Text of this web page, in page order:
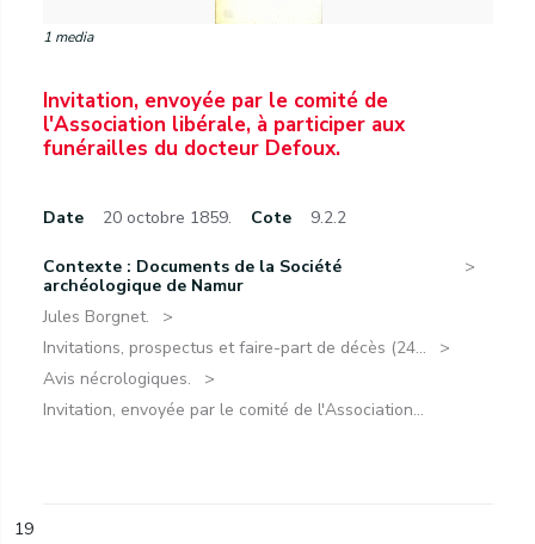
1 media
Invitation, envoyée par le comité de
l'Association libérale, à participer aux
funérailles du docteur Defoux.
Date 20 octobre 1859. Cote 9.2.2
Contexte : Documents de la Société
archéologique de Namur
Jules Borgnet.
Invitations, prospectus et faire-part de décès (24...
Avis nécrologiques.
Invitation, envoyée par le comité de l'Association...
19